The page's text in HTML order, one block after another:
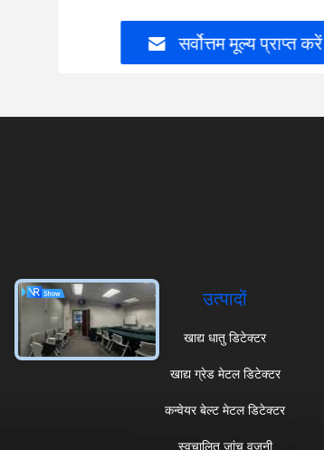
सर्वोत्तम मूल्य प्राप्त करें
उत्पादों
खाद्य धातु डिटेक्टर
खाद्य ग्रेड मेटल डिटेक्टर
कन्वेयर बेल्ट मेटल डिटेक्टर
स्वचालित जांच वजनी